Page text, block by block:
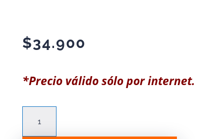
$34.900
*Precio válido sólo por internet.